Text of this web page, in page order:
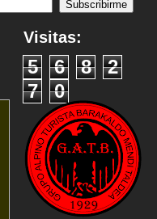
Visitas:
5 6 8
2
7
0